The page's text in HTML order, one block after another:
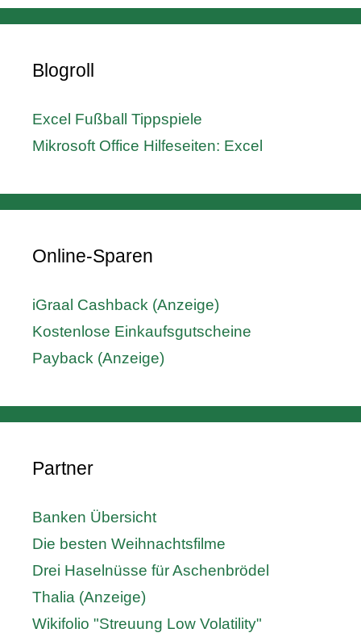
Blogroll
Excel Fußball Tippspiele
Mikrosoft Office Hilfeseiten: Excel
Online-Sparen
iGraal Cashback (Anzeige)
Kostenlose Einkaufsgutscheine
Payback (Anzeige)
Partner
Banken Übersicht
Die besten Weihnachtsfilme
Drei Haselnüsse für Aschenbrödel
Thalia (Anzeige)
Wikifolio "Streuung Low Volatility"